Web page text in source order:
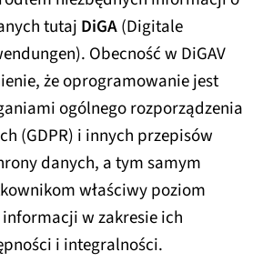
tutaj DiGA(Digitale
Obecność w DiGAV
że oprogramowanie jest
ogólnego rozporządzenia
(GDPR) i innych przepisów
danych, a tym samym
właściwy poziom
w zakresie ich
i integralności.